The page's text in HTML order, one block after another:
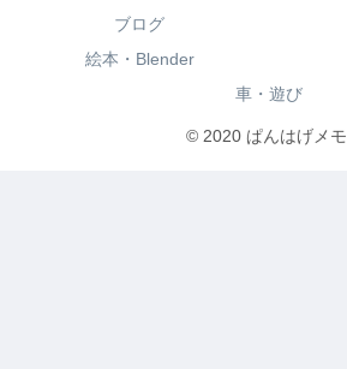
ブログ
絵本・Blender
車・遊び
© 2020 ぱんはげメモ.